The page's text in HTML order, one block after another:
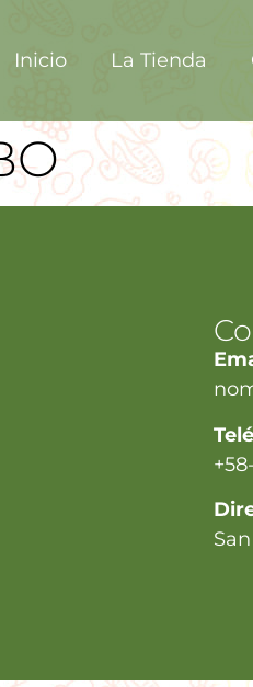
Inicio La Tienda